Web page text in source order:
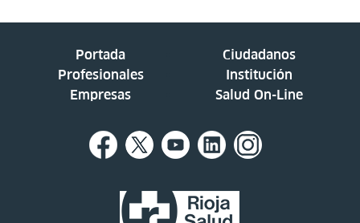
Portada
Ciudadanos
Profesionales
Institución
Empresas
Salud On-Line